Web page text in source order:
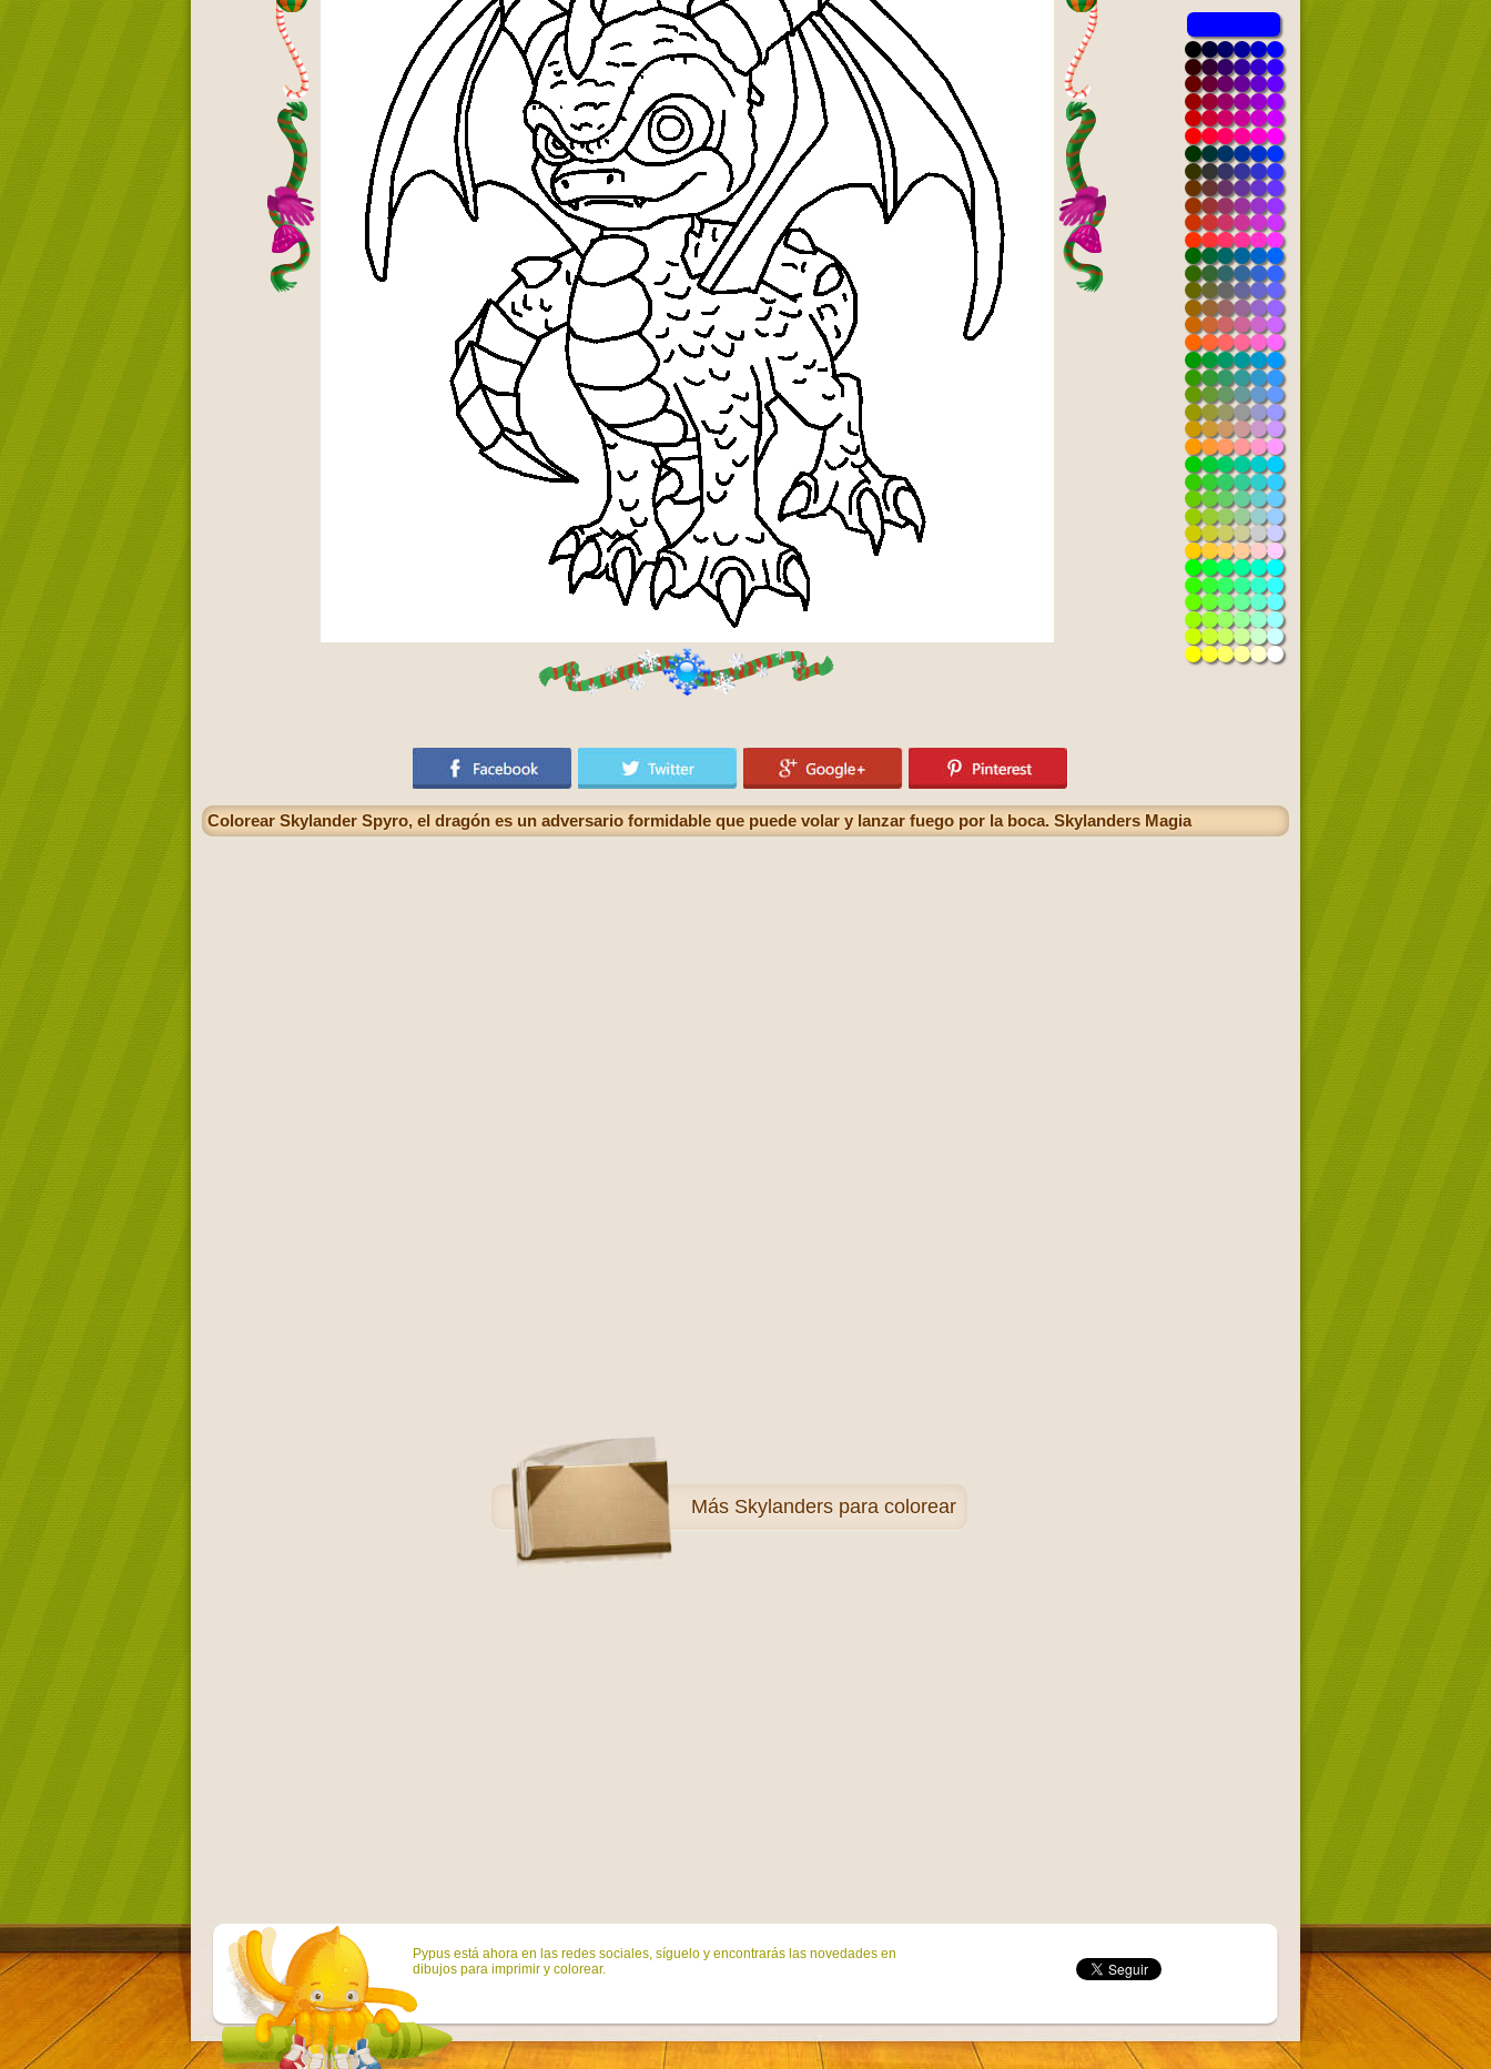
Colorear Skylander Spyro, el dragón es un adversario formidable que puede volar y lanzar fuego por la boca. Skylanders Magia
Más Skylanders para colorear
Pypus está ahora en las redes sociales, síguelo y encontrarás las novedades en
dibujos para imprimir y colorear.